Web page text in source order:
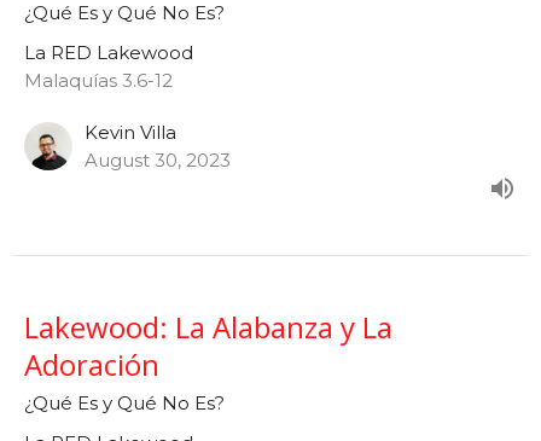
¿Qué Es y Qué No Es?
La RED Lakewood
Malaquías 3.6-12
Kevin Villa
August 30, 2023
Lakewood: La Alabanza y La
Adoración
¿Qué Es y Qué No Es?